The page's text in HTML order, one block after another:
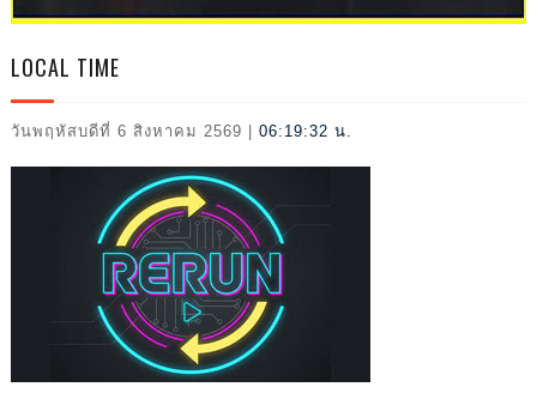
2026
LOCAL TIME
วันพฤหัสบดีที่ 6 สิงหาคม 2569 06:19:33 น.